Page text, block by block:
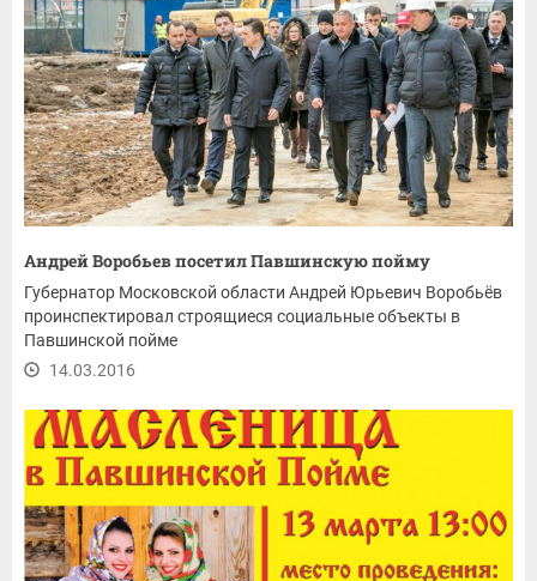
Андрей Воробьев посетил Павшинскую пойму
Губернатор Московской области Андрей Юрьевич Воробьёв
проинспектировал строящиеся социальные объекты в
Павшинской пойме
14.03.2016